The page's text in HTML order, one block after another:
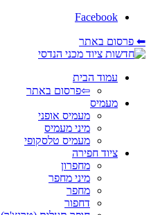
Facebook
⬅ פרסום באתר
עמוד הבית
⇦פרסום באתר
מעמיס
מעמיס אופני
מיני מעמיס
מעמיס טלסקופי
ציוד חפירה
מחפרון
מיני מחפר
מחפר
דחפור